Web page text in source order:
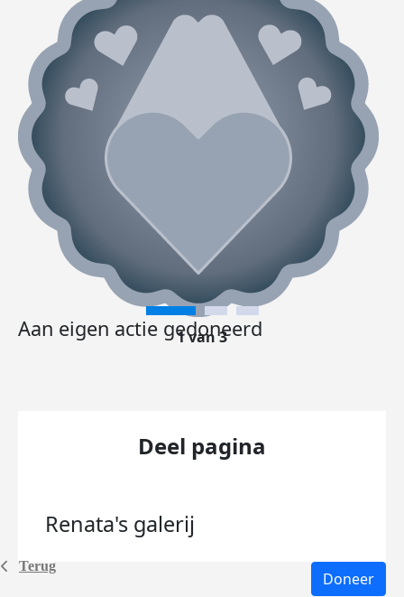
Terug
Aan eigen actie gedoneerd
1 van 3
Deel pagina
Renata's galerij
Doneer